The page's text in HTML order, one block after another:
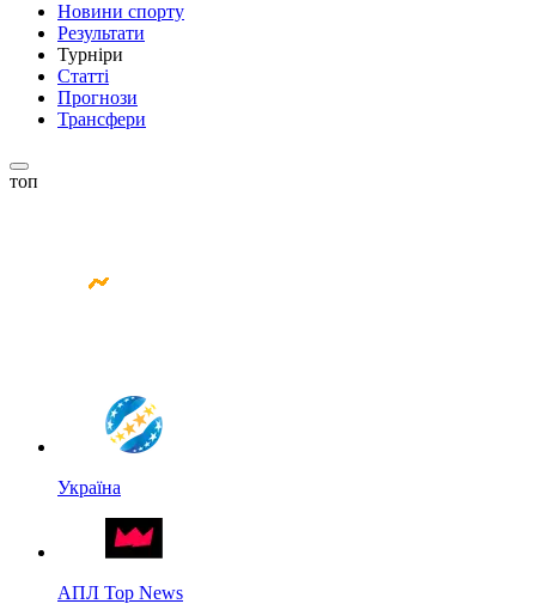
Новини спорту
Результати
Турніри
Статті
Прогнози
Трансфери
топ
Україна
АПЛ Top News